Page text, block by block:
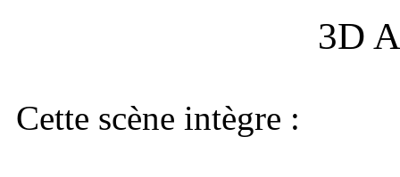
3D
Cette scène intègre :